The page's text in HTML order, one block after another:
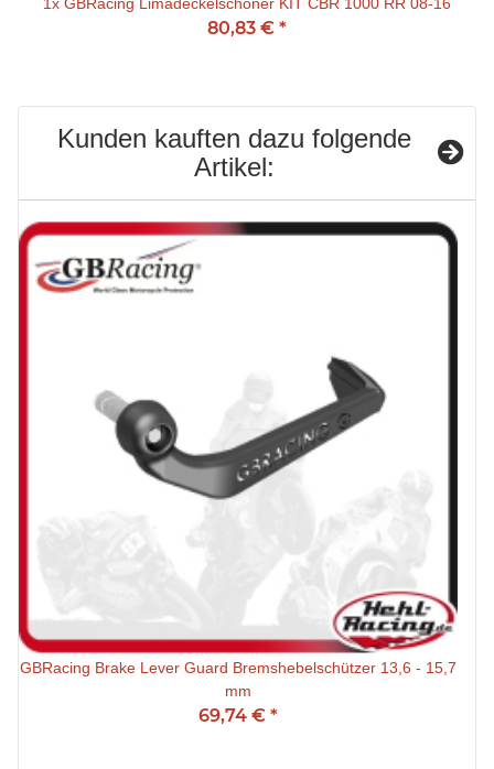
80,83 € *
Kunden kauften dazu folgende
Artikel:
GBRacing Brake Lever Guard Bremshebelschützer 13,6 - 15,7
mm
69,74 € *